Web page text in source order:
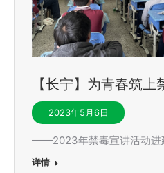
【长宁】为青春筑上
2023年5月6日
——2023年禁毒宣讲活动进
详情